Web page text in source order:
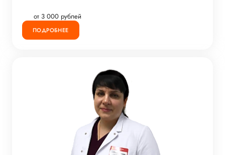
от 3 000 рублей
ПОДРОБНЕЕ